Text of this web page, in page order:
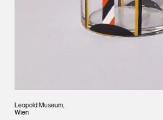
Leopold Museum,
Wien